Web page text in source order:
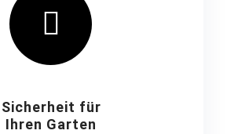
Sicherheit für
Ihren Garten